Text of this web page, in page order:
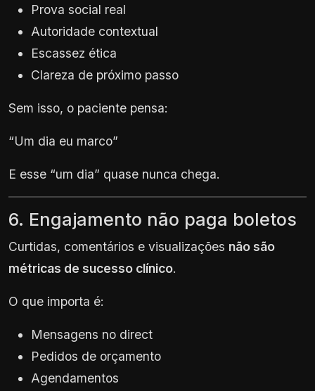
Prova social real
Autoridade contextual
Escassez ética
Clareza de próximo passo
Sem isso, o paciente pensa:
“Um dia eu marco”
E esse “um dia” quase nunca chega.
6. Engajamento não paga boletos
Curtidas, comentários e visualizações não são
métricas de sucesso clínico.
O que importa é:
Mensagens no direct
Pedidos de orçamento
Agendamentos